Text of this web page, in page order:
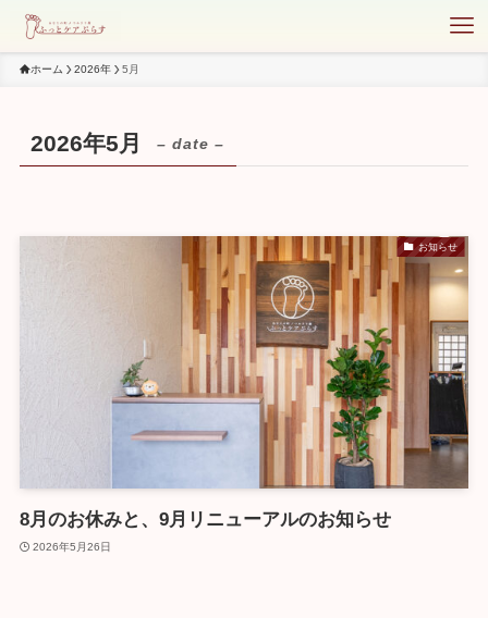
ホーム 2026年 5月
2026年5月 – date –
お知らせ
8月のお休みと、9月リニューアルのお知らせ
2026年5月26日